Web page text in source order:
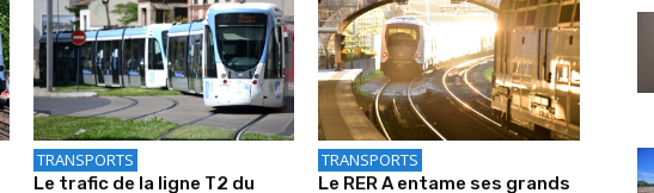
TRANSPORTS
Le trafic de la ligne T2 du
TRANSPORTS
Le RER A entame ses grands